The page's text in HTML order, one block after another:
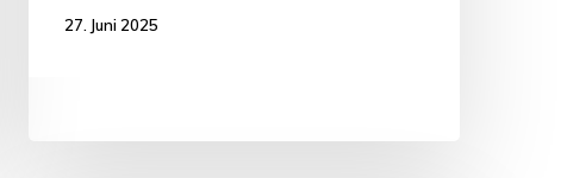
27. Juni 2025